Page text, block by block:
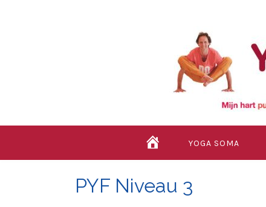
YOGA SOMA
PYF Niveau 3